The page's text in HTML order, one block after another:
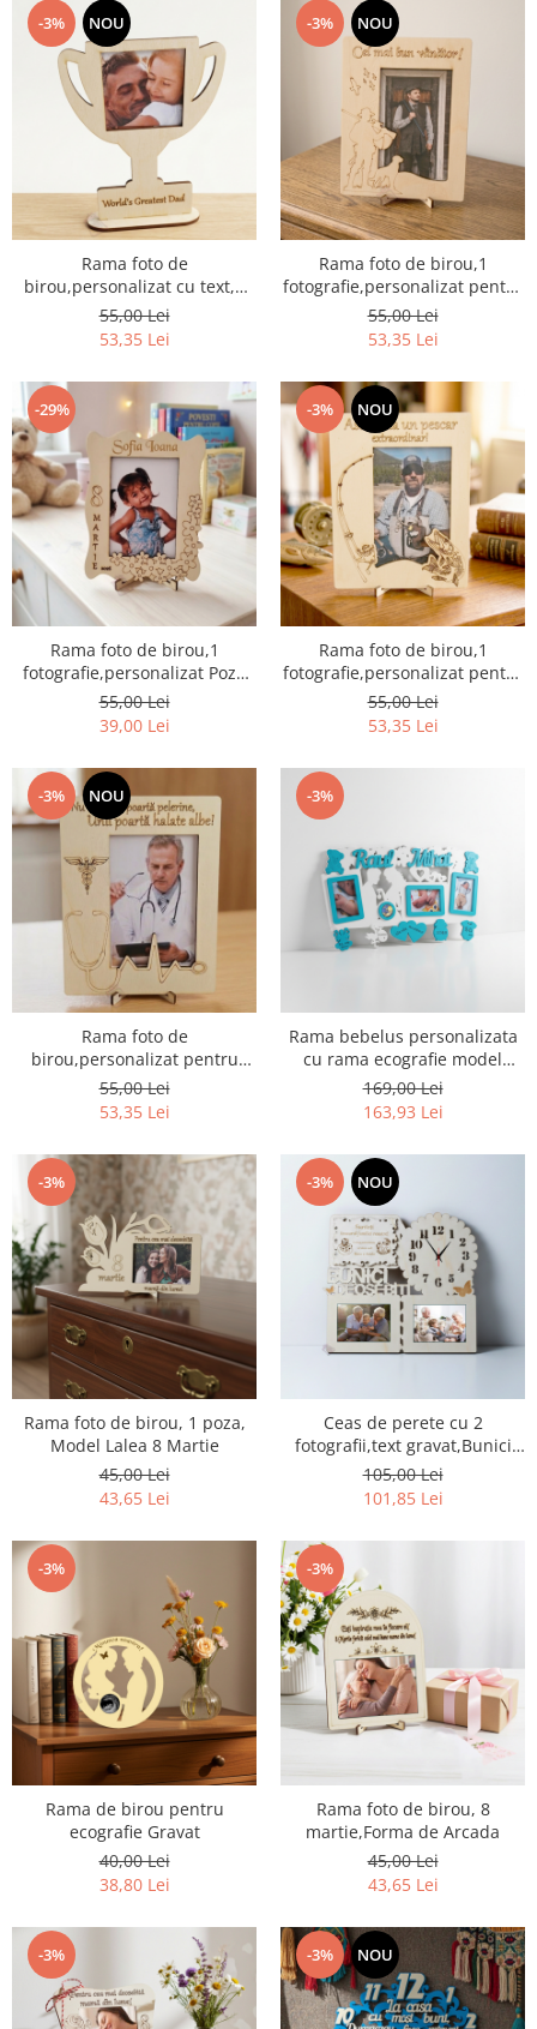
-3% NOU
Rama foto de
birou,personalizat cu text,1
fotografie,model Trofeu
55,00 Lei
53,35 Lei
-3% NOU
Rama foto de birou,1
fotografie,personalizat pentru
vanator
55,00 Lei
53,35 Lei
-29%
Rama foto de birou,1
fotografie,personalizat Poza
Copilului
55,00 Lei
39,00 Lei
-3% NOU
Rama foto de birou,1
fotografie,personalizat pentru
pescar
55,00 Lei
53,35 Lei
-3% NOU
Rama foto de
birou,personalizat pentru
doctor
55,00 Lei
53,35 Lei
-3%
Rama bebelus personalizata
cu rama ecografie model
Ursuleti
169,00 Lei
163,93 Lei
-3%
Rama foto de birou, 1 poza,
Model Lalea 8 Martie
45,00 Lei
43,65 Lei
-3% NOU
Ceas de perete cu 2
fotografii,text gravat,Bunici
Deosebiti
105,00 Lei
101,85 Lei
-3%
Rama de birou pentru
ecografie Gravat
40,00 Lei
38,80 Lei
-3%
Rama foto de birou, 8
martie,Forma de Arcada
45,00 Lei
43,65 Lei
-3% -3% NOU